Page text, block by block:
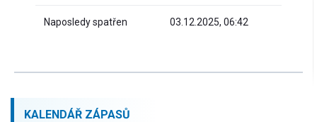
Naposledy spatřen 03.12.2025, 06:42
KALENDÁŘ ZÁPASŮ